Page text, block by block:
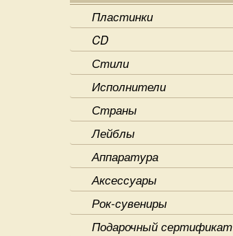
Пластинки
CD
Стили
Исполнители
Страны
Лейблы
Аппаратура
Аксессуары
Рок-сувениры
Подарочный сертификат